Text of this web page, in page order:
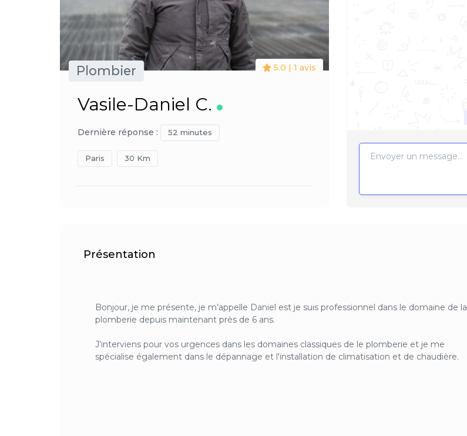
5.0 | 1 avis
Plombier
Vasile-Daniel C.
Dernière réponse : 52 minutes
Paris 30 Km
Présentation
Bonjour, je me présente, je m’appelle Daniel est je suis professionnel dans le domaine de la
plomberie depuis maintenant près de 6 ans.
J’interviens pour vos urgences dans les domaines classiques de le plomberie et je me
spécialise également dans le dépannage et l'installation de climatisation et de chaudière.